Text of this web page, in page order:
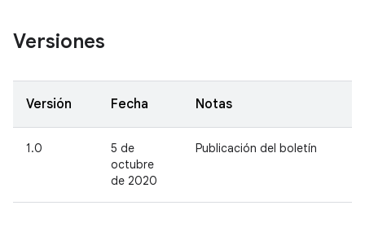
Versiones
Versión Fecha Notas
1.0
5 de
octubre
de 2020
Publicación del boletín